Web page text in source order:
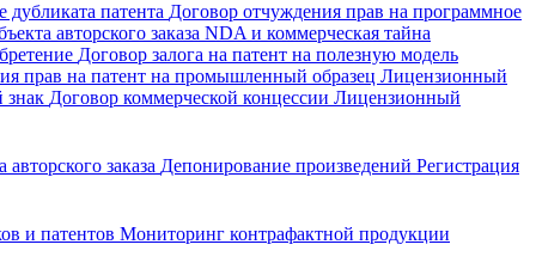
дубликата патента Договор отчуждения прав на программное
авторского заказа NDA и коммерческая тайна
Договор залога на патент на полезную модель
прав на патент на промышленный образец Лицензионный
знак Договор коммерческой концессии Лицензионный
заказа Депонирование произведений Регистрация
и патентов Мониторинг контрафактной продукции